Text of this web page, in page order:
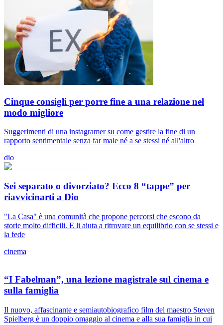
Cinque consigli per porre fine a una relazione nel
modo migliore
Suggerimenti di una instagramer su come gestire la fine di un
rapporto sentimentale senza far male né a se stessi né all'altro
dio
Sei separato o divorziato? Ecco 8 “tappe” per
riavvicinarti a Dio
"La Casa" è una comunità che propone percorsi che escono da
storie molto difficili. E li aiuta a ritrovare un equilibrio con se stessi e
la fede
cinema
“I Fabelman”, una lezione magistrale sul cinema e
sulla famiglia
Il nuovo, affascinante e semiautobiografico film del maestro Steven
Spielberg è un doppio omaggio al cinema e alla sua famiglia in cui